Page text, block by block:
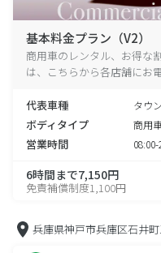
基本料金プラン（V2）
商用車のレンタル、お得な
は、こちらから各店舗にお
代表車種 タウ
ボディタイプ 商用
営業時間
6時間まで7,150円
免責補償制度1,100円
兵庫県神戸市兵庫区石井